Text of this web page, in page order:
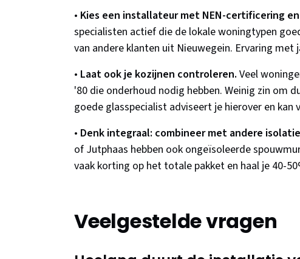
• Kies een installateur met NEN-certificering
specialisten actief die de lokale woningtypen
van andere klanten uit Nieuwegein. Ervaring met
• Laat ook je kozijnen controleren. Veel
'80 die onderhoud nodig hebben. Weinig zin om
goede glasspecialist adviseert je hierover en kan
• Denk integraal: combineer met andere
of Jutphaas hebben ook ongeïsoleerde
vaak korting op het totale pakket en haal je 40-
Veelgestelde vragen